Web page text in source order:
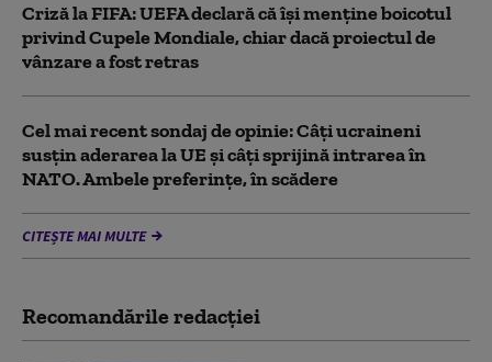
Criză la FIFA: UEFA declară că îşi menţine boicotul
privind Cupele Mondiale, chiar dacă proiectul de
vânzare a fost retras
Cel mai recent sondaj de opinie: Câți ucraineni
susțin aderarea la UE și câți sprijină intrarea în
NATO. Ambele preferințe, în scădere
CITEȘTE MAI MULTE
Recomandările redacţiei